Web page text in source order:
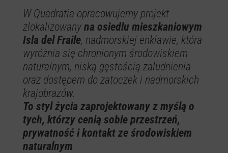
W Quadratia opracowujemy projekt
zlokalizowanyna osiedlu mieszkaniowym
Isla del Fraile, nadmorskiej enklawie, która
wyróżnia się chronionym środowiskiem
naturalnym, niską gęstością zaludnienia
oraz dostępem do zatoczek i nadmorskich
krajobrazów.
To styl życia zaprojektowany z myślą o
tych, którzy cenią sobie przestrzeń,
prywatność i kontakt ze środowiskiem
naturalnym
Allonbay